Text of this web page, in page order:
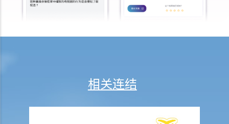
C. 保障同居伴侣免受暴力对待
3. 如果我在与伴侣同居时对其居所或所在小区造成损毁，我是否需要承
相关连结